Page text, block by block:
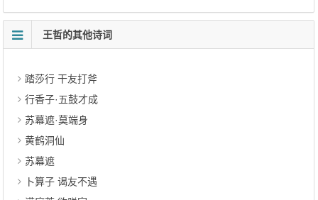
王哲的其他诗词
踏莎行 干友打斧
行香子·五鼓才成
苏幕遮·莫端身
黄鹤洞仙
苏幕遮
卜算子 谒友不遇